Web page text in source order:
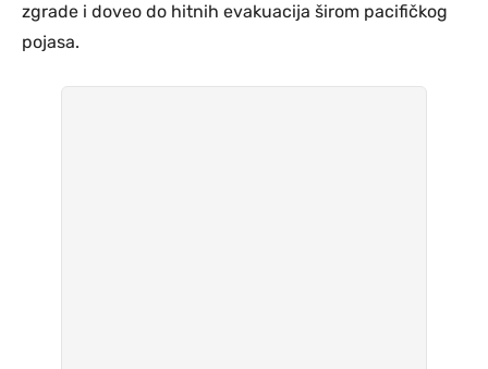
zgrade i doveo do hitnih evakuacija širom pacifičkog
pojasa.